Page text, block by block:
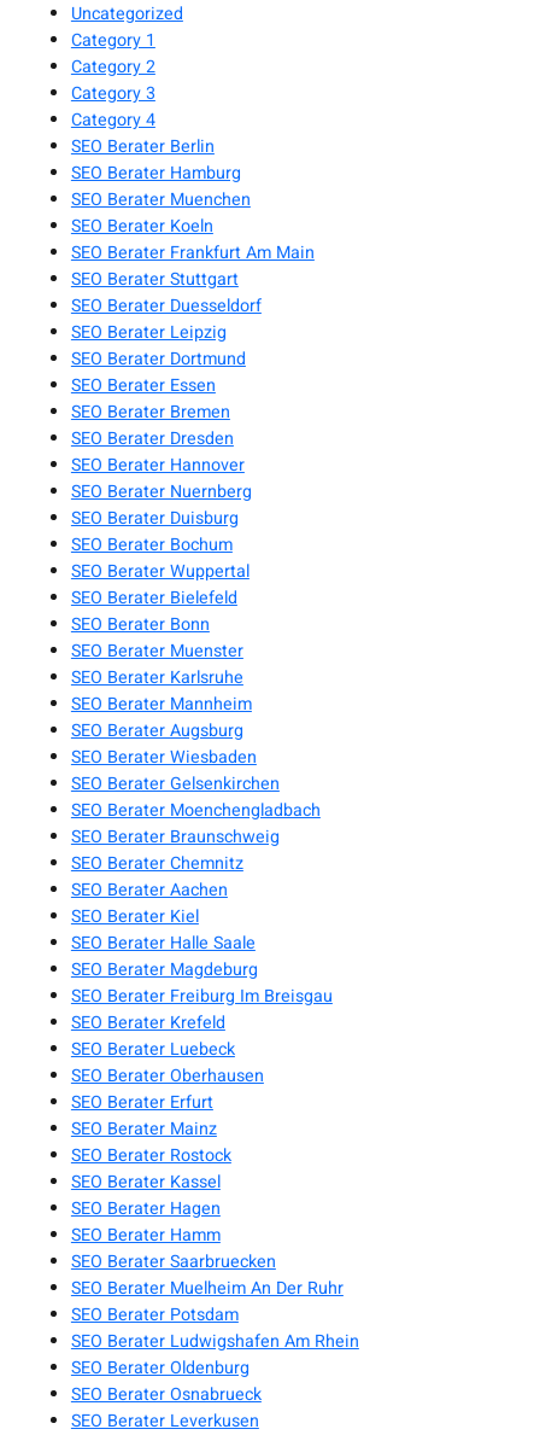
Uncategorized
Category 1
Category 2
Category 3
Category 4
SEO Berater Berlin
SEO Berater Hamburg
SEO Berater Muenchen
SEO Berater Koeln
SEO Berater Frankfurt Am Main
SEO Berater Stuttgart
SEO Berater Duesseldorf
SEO Berater Leipzig
SEO Berater Dortmund
SEO Berater Essen
SEO Berater Bremen
SEO Berater Dresden
SEO Berater Hannover
SEO Berater Nuernberg
SEO Berater Duisburg
SEO Berater Bochum
SEO Berater Wuppertal
SEO Berater Bielefeld
SEO Berater Bonn
SEO Berater Muenster
SEO Berater Karlsruhe
SEO Berater Mannheim
SEO Berater Augsburg
SEO Berater Wiesbaden
SEO Berater Gelsenkirchen
SEO Berater Moenchengladbach
SEO Berater Braunschweig
SEO Berater Chemnitz
SEO Berater Aachen
SEO Berater Kiel
SEO Berater Halle Saale
SEO Berater Magdeburg
SEO Berater Freiburg Im Breisgau
SEO Berater Krefeld
SEO Berater Luebeck
SEO Berater Oberhausen
SEO Berater Erfurt
SEO Berater Mainz
SEO Berater Rostock
SEO Berater Kassel
SEO Berater Hagen
SEO Berater Hamm
SEO Berater Saarbruecken
SEO Berater Muelheim An Der Ruhr
SEO Berater Potsdam
SEO Berater Ludwigshafen Am Rhein
SEO Berater Oldenburg
SEO Berater Osnabrueck
SEO Berater Leverkusen